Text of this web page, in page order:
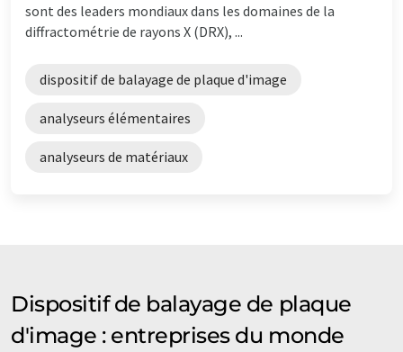
sont des leaders mondiaux dans les domaines de la
diffractométrie de rayons X (DRX), ...
dispositif de balayage de plaque d'image
analyseurs élémentaires
analyseurs de matériaux
Dispositif de balayage de plaque
d'image : entreprises du monde